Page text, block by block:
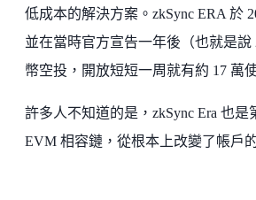
低成本的解決方案。zkSync ERA 於
並在當時官方宣告一年後（也就是說
幣空投，開放短短一周就有約 17 萬
許多人不知道的是，zkSync Era 也
EVM 相容鏈，從根本上改變了帳戶